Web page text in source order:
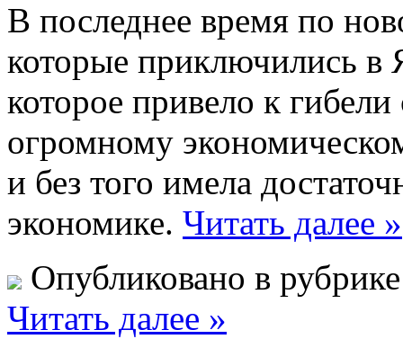
В последнее время по
которые приключились
которое привело к
огромному
и без того имела
экономике. Читать далее »
Опубликовано в
Читать далее »